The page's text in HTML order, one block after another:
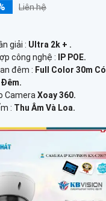
Liên hệ
giải : Ultra 2k + .
công nghệ : IP POE.
đêm : Full Color 30m Có
Ðêm.
CameraXoay 360.
: Thu Âm Và Loa.